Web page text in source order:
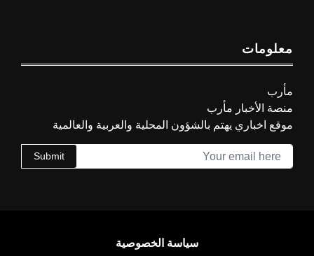
معلومات
مأرب
منصة الأخبار مأرب
موقع اخباري يهتم بالشؤون المحلية والعربية والعالمية
Submit
سياسة الخصوصية